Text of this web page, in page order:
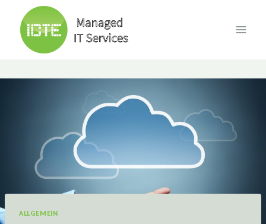
content
ALLGEMEIN